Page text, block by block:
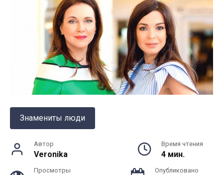
Знамениты люди
Автор
Veronika
Время чтения
4 мин.
Просмотры Опубликовано